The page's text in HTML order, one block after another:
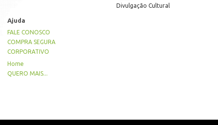
Divulgação Cultural
Ajuda
FALE CONOSCO
COMPRA SEGURA
CORPORATIVO
Home
QUERO MAIS...